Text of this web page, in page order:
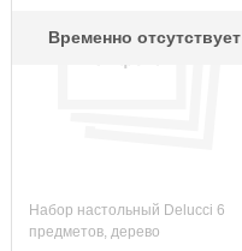
Временно отсутствует
Набор настольный Delucci 6
предметов, дерево